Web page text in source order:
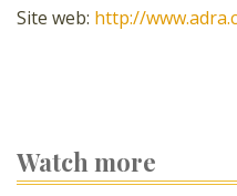
Site web: http://
Watch more